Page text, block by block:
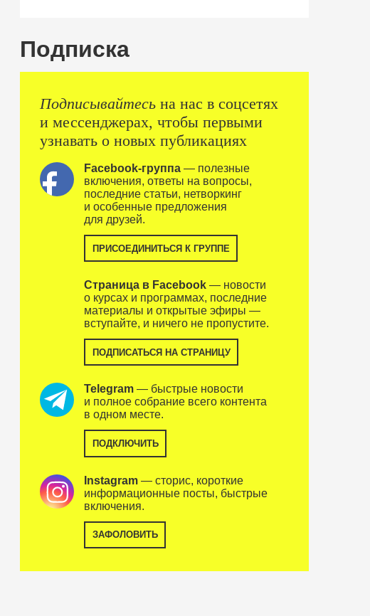
Подписка
Подписывайтесь на нас в соцсетях
и мессенджерах, чтобы первыми
узнавать о новых публикациях
Facebook-группа — полезные
включения, ответы на вопросы,
последние статьи, нетворкинг
и особенные предложения
для друзей.
ПРИСОЕДИНИТЬСЯ К ГРУППЕ
Страница в Facebook — новости
о курсах и программах, последние
материалы и открытые эфиры —
вступайте, и ничего не пропустите.
ПОДПИСАТЬСЯ НА СТРАНИЦУ
Telegram — быстрые новости
и полное собрание всего контента
в одном месте.
ПОДКЛЮЧИТЬ
Instagram — сторис, короткие
информационные посты, быстрые
включения.
ЗАФОЛОВИТЬ